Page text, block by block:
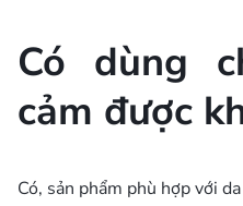
Có dùng
cảm được
Có, sản phẩm phù hợp với